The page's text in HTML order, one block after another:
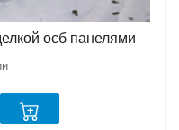
осб панелями